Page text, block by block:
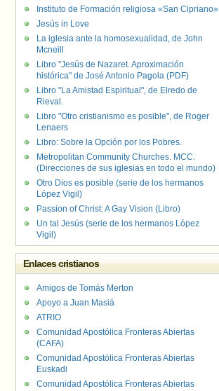
Instituto de Formación religiosa «San Cipriano»
Jesús in Love
La iglesia ante la homosexualidad, de John
Mcneill
Libro "Jesús de Nazaret. Aproximación
histórica" de José Antonio Pagola (PDF)
Libro "La Amistad Espiritual", de Elredo de
Rieval.
Libro "Otro cristianismo es posible", de Roger
Lenaers
Libro: Sobre la Opción por los Pobres.
Metropolitan Community Churches. MCC.
(Direcciones de sus iglesias en todo el mundo)
Otro Dios es posible (serie de los hermanos
López Vigil)
Passion of Christ: A Gay Vision (Libro)
Un tal Jesús (serie de los hermanos López
Vigil)
Enlaces cristianos
Amigos de Tomás Merton
Apoyo a Juan Masiá
ATRIO
Comunidad Apostólica Fronteras Abiertas
(CAFA)
Comunidad Apostólica Fronteras Abiertas
Euskadi
Comunidad Apostólica Fronteras Abiertas